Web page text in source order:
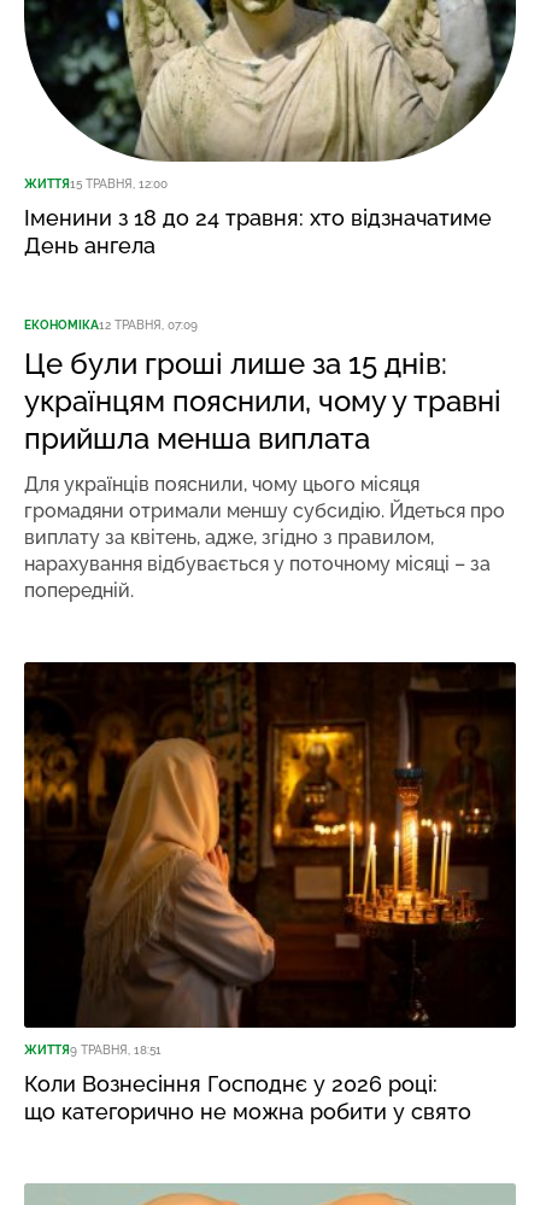
ЖИТТЯ15 ТРАВНЯ, 12:00
Іменини з 18 до 24 травня: хто відзначатиме
День ангела
ЕКОНОМІКА12 ТРАВНЯ, 07:09
Це були гроші лише за 15 днів:
українцям пояснили, чому у травні
прийшла менша виплата
Для українців пояснили, чому цього місяця
громадяни отримали меншу субсидію. Йдеться про
виплату за квітень, адже, згідно з правилом,
нарахування відбувається у поточному місяці – за
попередній.
ЖИТТЯ9 ТРАВНЯ, 18:51
Коли Вознесіння Господнє у 2026 році:
що категорично не можна робити у свято